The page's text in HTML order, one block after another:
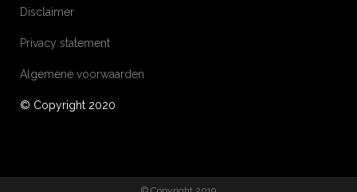
Disclaimer
Privacy statement
Algemene voorwaarden
© Copyright 2020